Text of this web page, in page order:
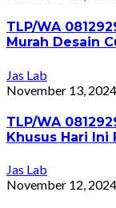
TLP/WA
Murah Desain
Jas Lab
November 13, 2024
TLP/WA
Khusus Hari Ini
Jas Lab
November 12, 2024